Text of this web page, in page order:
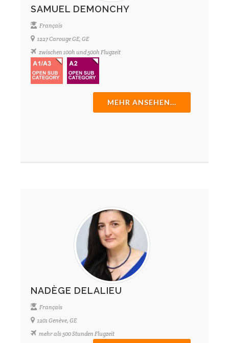
SAMUEL DEMONCHY
Français
1227 Carouge GE, GE
zwischen 100h und 500h Flugzeit
MEHR ANSEHEN...
NADÈGE DELALIEU
Français
1201 Genève, GE
mehr als 500 Stunden Flugzeit